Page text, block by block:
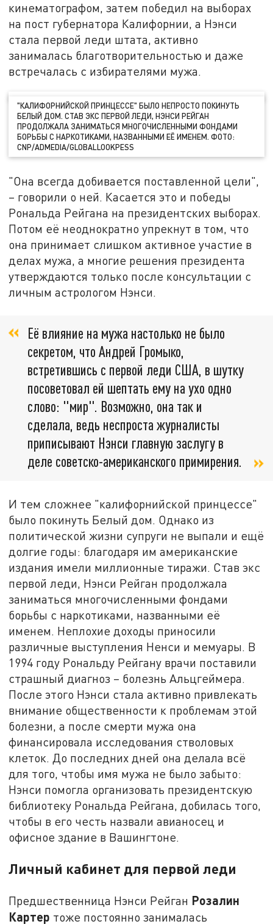
кинематографом, затем победил на выборах
на пост губернатора Калифорнии, а Нэнси
стала первой леди штата, активно
занималась благотворительностью и даже
встречалась с избирателями мужа.
"КАЛИФОРНИЙСКОЙ ПРИНЦЕССЕ" БЫЛО НЕПРОСТО ПОКИНУТЬ
БЕЛЫЙ ДОМ. СТАВ ЭКС ПЕРВОЙ ЛЕДИ, НЭНСИ РЕЙГАН
ПРОДОЛЖАЛА ЗАНИМАТЬСЯ МНОГОЧИСЛЕННЫМИ ФОНДАМИ
БОРЬБЫ С НАРКОТИКАМИ, НАЗВАННЫМИ ЕЁ ИМЕНЕМ. ФОТО:
CNP/ADMEDIA/GLOBALLOOKPESS
"Она всегда добивается поставленной цели",
– говорили о ней. Касается это и победы
Рональда Рейгана на президентских выборах.
Потом её неоднократно упрекнут в том, что
она принимает слишком активное участие в
делах мужа, а многие решения президента
утверждаются только после консультации с
личным астрологом Нэнси.
Её влияние на мужа настолько не было
секретом, что Андрей Громыко,
встретившись с первой леди США, в шутку
посоветовал ей шептать ему на ухо одно
слово: "мир". Возможно, она так и
сделала, ведь неспроста журналисты
приписывают Нэнси главную заслугу в
деле советско-американского примирения.
И тем сложнее "калифорнийской принцессе"
было покинуть Белый дом. Однако из
политической жизни супруги не выпали и ещё
долгие годы: благодаря им американские
издания имели миллионные тиражи. Став экс
первой леди, Нэнси Рейган продолжала
заниматься многочисленными фондами
борьбы с наркотиками, названными её
именем. Неплохие доходы приносили
различные выступления Ненси и мемуары. В
1994 году Рональду Рейгану врачи поставили
страшный диагноз – болезнь Альцгеймера.
После этого Нэнси стала активно привлекать
внимание общественности к проблемам этой
болезни, а после смерти мужа она
финансировала исследования стволовых
клеток. До последних дней она делала всё
для того, чтобы имя мужа не было забыто:
Нэнси помогла организовать президентскую
библиотеку Рональда Рейгана, добилась того,
чтобы в его честь назвали авианосец и
офисное здание в Вашингтоне.
Личный кабинет для первой леди
Предшественница Нэнси Рейган Розалин
Картер тоже постоянно занималась